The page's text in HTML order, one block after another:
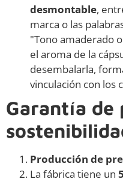
desmontable,
marca o las
"Tono amaderado
el aroma de la
desembalarla,
vinculación con los
Garantía de
Producción de
La fábrica tiene un